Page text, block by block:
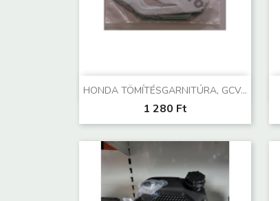
HONDA TÖMÍTÉSGARNITÚRA, GCV...
1 280 Ft
Előnézet